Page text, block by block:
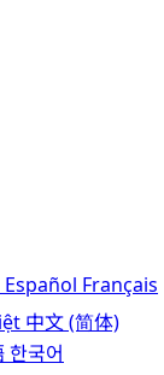
Español Français
中文 (简体)
한국어